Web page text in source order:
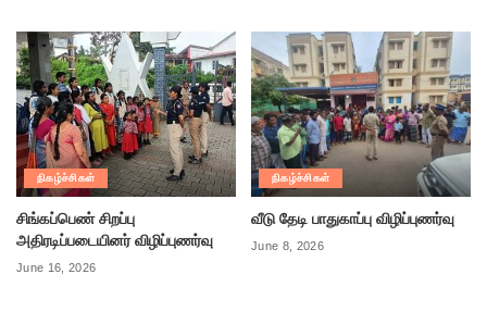
நிகழ்ச்சிகள்
சிங்கப்பெண் சிறப்பு
அதிரடிப்படையினர் விழிப்புணர்வு
June 16, 2026
நிகழ்ச்சிகள்
வீடு தேடி பாதுகாப்பு விழிப்புணர்வு
June 8, 2026